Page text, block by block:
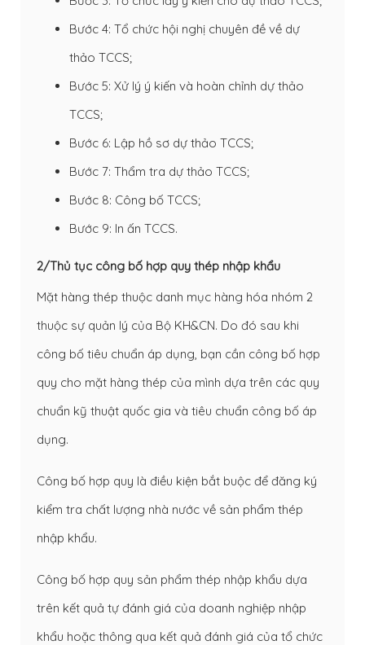
Bước 4: Tổ chức hội nghị chuyên đề về dự
thảo TCCS;
Bước 5: Xử lý ý kiến và hoàn chỉnh dự thảo
TCCS;
Bước 6: Lập hồ sơ dự thảo TCCS;
Bước 7: Thẩm tra dự thảo TCCS;
Bước 8: Công bố TCCS;
Bước 9: In ấn TCCS.
2/Thủ tục công bố hợp quy thép nhập khẩu
Mặt hàng thép thuộc danh mục hàng hóa nhóm 2
thuộc sự quản lý của Bộ KH&CN. Do đó sau khi
công bố tiêu chuẩn áp dụng, bạn cần công bố hợp
quy cho mặt hàng thép của mình dựa trên các quy
chuẩn kỹ thuật quốc gia và tiêu chuẩn công bố áp
dụng.
Công bố hợp quy là điều kiện bắt buộc để đăng ký
kiểm tra chất lượng nhà nước về sản phẩm thép
nhập khẩu.
Công bố hợp quy sản phẩm thép nhập khẩu dựa
trên kết quả tự đánh giá của doanh nghiệp nhập
khẩu hoặc thông qua kết quả đánh giá của tổ chức